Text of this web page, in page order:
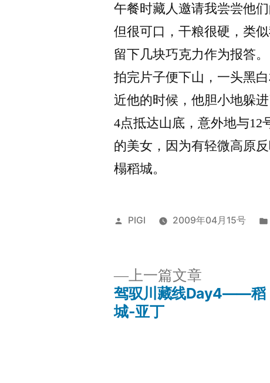
午餐时藏人邀请我尝尝他
但很可口，干粮很硬，类
留下几块巧克力作为报答。
拍完片子便下山，一头黑
近他的时候，他胆小地躲进
4点抵达山底，意外地与12
的美女，因为有轻微高原
榻稻城。
发
PIGI 2009年04月15号
上一篇文章
一
驾驭川藏线Day4——稻
城-亚丁